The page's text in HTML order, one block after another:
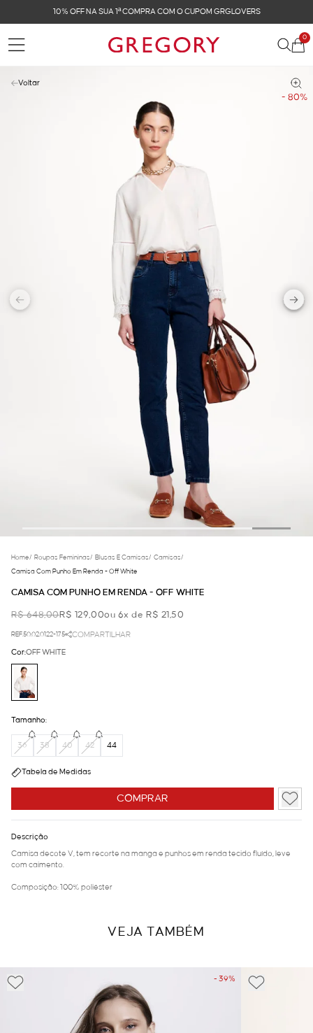
10% OFF NA SUA 1ª COMPRA COM O CUPOM GRGLOVERS
0
- 80%
Voltar
Home/ Roupas Femininas/ Blusas E Camisas/ Camisas/
Camisa Com Punho Em Renda - Off White
CAMISA COM PUNHO EM RENDA - OFF WHITE
R$ 648,00R$ 129,00ou 6x de R$ 21,50
REF.50.02.0122-175 COMPARTILHAR
COMPRAR
Cor:OFF WHITE
Tamanho:
36 38 40 42 44
Tabela de Medidas
Descrição
Camisa decote V, tem recorte na manga e punhos em renda tecido fluído, leve
com caimento.
Composição: 100% poliéster
VEJA TAMBÉM
- 39%